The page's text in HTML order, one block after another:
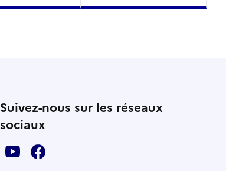
Suivez-nous sur les réseaux
sociaux